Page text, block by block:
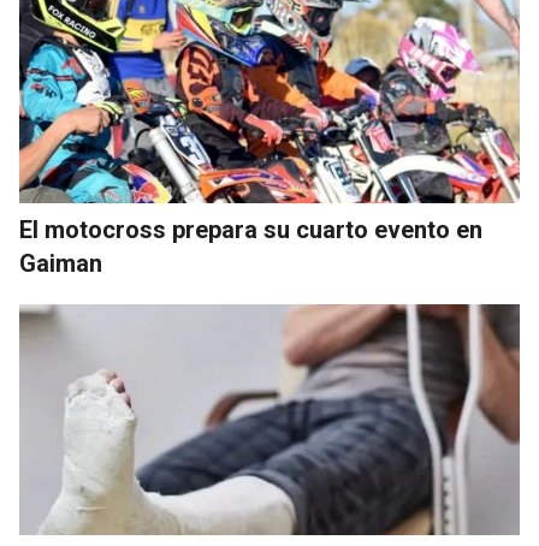
El motocross prepara su cuarto evento en
Gaiman